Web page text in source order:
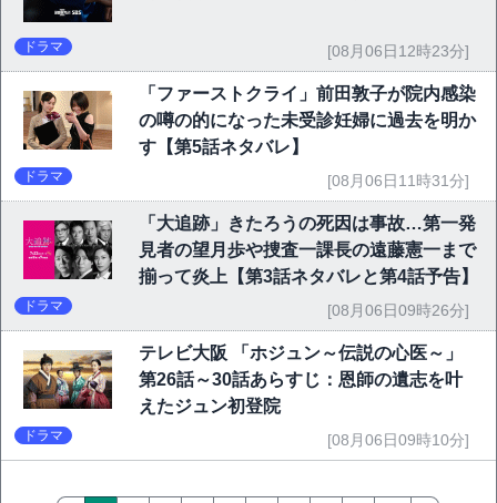
ドラマ [08月06日12時23分]
「ファーストクライ」前田敦子が院内感染
の噂の的になった未受診妊婦に過去を明か
す【第5話ネタバレ】
ドラマ [08月06日11時31分]
「大追跡」きたろうの死因は事故…第一発
見者の望月歩や捜査一課長の遠藤憲一まで
揃って炎上【第3話ネタバレと第4話予告】
ドラマ [08月06日09時26分]
テレビ大阪 「ホジュン～伝説の心医～」
第26話～30話あらすじ：恩師の遺志を叶
えたジュン初登院
ドラマ [08月06日09時10分]